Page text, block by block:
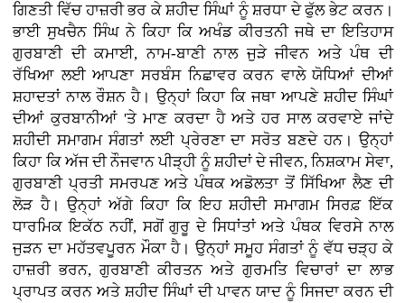
ਗਿਣਤੀ ਵਿੱਚ ਹਾਜ਼ਰੀ ਭਰ ਕੇ ਸ਼ਹੀਦ ਸਿੰਘਾਂ ਨੂੰ ਸ਼ਰਧਾ ਦੇ ਫੁੱਲ ਭੇਟ ਕਰਨ।
ਭਾਈ ਸੁਖਚੈਨ ਸਿੰਘ ਨੇ ਕਿਹਾ ਕਿ ਅਖੰਡ ਕੀਰਤਨੀ ਜਥੇ ਦਾ ਇਤਿਹਾਸ
ਗੁਰਬਾਣੀ ਦੀ ਕਮਾਈ, ਨਾਮ-ਬਾਣੀ ਨਾਲ ਜੁੜੇ ਜੀਵਨ ਅਤੇ ਪੰਥ ਦੀ
ਰੱਖਿਆ ਲਈ ਆਪਣਾ ਸਰਬੰਸ ਨਿਛਾਵਰ ਕਰਨ ਵਾਲੇ ਯੋਧਿਆਂ ਦੀਆਂ
ਸ਼ਹਾਦਤਾਂ ਨਾਲ ਰੌਸ਼ਨ ਹੈ। ਉਨ੍ਹਾਂ ਕਿਹਾ ਕਿ ਜਥਾ ਆਪਣੇ ਸ਼ਹੀਦ ਸਿੰਘਾਂ
ਦੀਆਂ ਕੁਰਬਾਨੀਆਂ 'ਤੇ ਮਾਣ ਕਰਦਾ ਹੈ ਅਤੇ ਹਰ ਸਾਲ ਕਰਵਾਏ ਜਾਂਦੇ
ਸ਼ਹੀਦੀ ਸਮਾਗਮ ਸੰਗਤਾਂ ਲਈ ਪ੍ਰੇਰਣਾ ਦਾ ਸਰੋਤ ਬਣਦੇ ਹਨ। ਉਨ੍ਹਾਂ
ਕਿਹਾ ਕਿ ਅੱਜ ਦੀ ਨੌਜਵਾਨ ਪੀੜ੍ਹੀ ਨੂੰ ਸ਼ਹੀਦਾਂ ਦੇ ਜੀਵਨ, ਨਿਸ਼ਕਾਮ ਸੇਵਾ,
ਗੁਰਬਾਣੀ ਪ੍ਰਤੀ ਸਮਰਪਣ ਅਤੇ ਪੰਥਕ ਅਡੋਲਤਾ ਤੋਂ ਸਿੱਖਿਆ ਲੈਣ ਦੀ
ਲੋੜ ਹੈ। ਉਨ੍ਹਾਂ ਅੱਗੇ ਕਿਹਾ ਕਿ ਇਹ ਸ਼ਹੀਦੀ ਸਮਾਗਮ ਸਿਰਫ਼ ਇੱਕ
ਧਾਰਮਿਕ ਇਕੱਠ ਨਹੀਂ, ਸਗੋਂ ਗੁਰੂ ਦੇ ਸਿਧਾਂਤਾਂ ਅਤੇ ਪੰਥਕ ਵਿਰਸੇ ਨਾਲ
ਜੁੜਨ ਦਾ ਮਹੱਤਵਪੂਰਨ ਮੌਕਾ ਹੈ। ਉਨ੍ਹਾਂ ਸਮੂਹ ਸੰਗਤਾਂ ਨੂੰ ਵੱਧ ਚੜ੍ਹ ਕੇ
ਹਾਜ਼ਰੀ ਭਰਨ, ਗੁਰਬਾਣੀ ਕੀਰਤਨ ਅਤੇ ਗੁਰਮਤਿ ਵਿਚਾਰਾਂ ਦਾ ਲਾਭ
ਪ੍ਰਾਪਤ ਕਰਨ ਅਤੇ ਸ਼ਹੀਦ ਸਿੰਘਾਂ ਦੀ ਪਾਵਨ ਯਾਦ ਨੂੰ ਸਿਜਦਾ ਕਰਨ ਦੀ